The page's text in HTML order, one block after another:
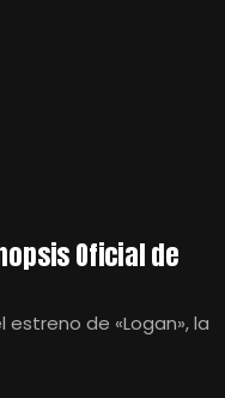
Oficial de
de «Logan», la